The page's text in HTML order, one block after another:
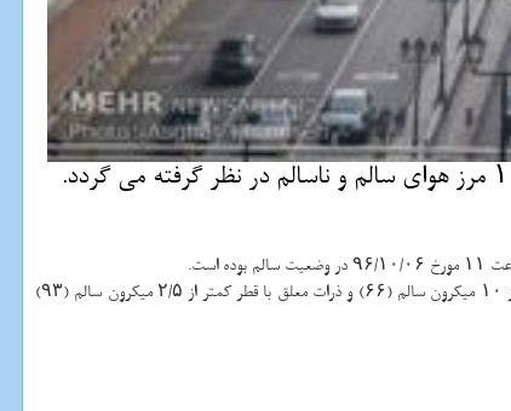
وی اضافه كرد: در این بازه زمانی وضعیت آلاینده منواكسیدكربن پاك (۲۹)، ازن پاك (۱۵)، دی اكسید نیتروژن سالم (۵۸)، دی اكسید گوگرد پاك (۱۳)، ذرات معلق با قطر كمتر از ۱۰ میكرون سالم (۶۶) و ذرات معلق با قطر كمتر از ۲/۵ میكرون سالم (۹۳)